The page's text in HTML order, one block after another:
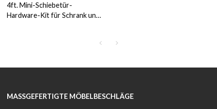
4ft. Mini-Schiebetür-
Hardware-Kit für Schrank und
MASSGEFERTIGTE MÖBELBESCHLÄGE